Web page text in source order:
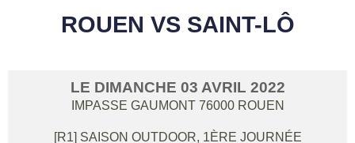
ROUEN VS SAINT-LÔ
LE DIMANCHE 03 AVRIL 2022
IMPASSE GAUMONT 76000 ROUEN
[R1] SAISON OUTDOOR, 1ÈRE JOURNÉE